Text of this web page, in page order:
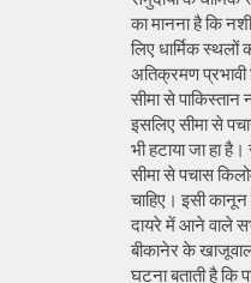
का मानना है कि
लिए धार्मिक
अतिक्रमण प्रभावी
सीमा से
इसलिए सीमा से
भी हटाया जा हा
सीमा से पचास
चाहिए। इसी
दायरे में आने वाले
बीकानेर के
घटना बताती है कि